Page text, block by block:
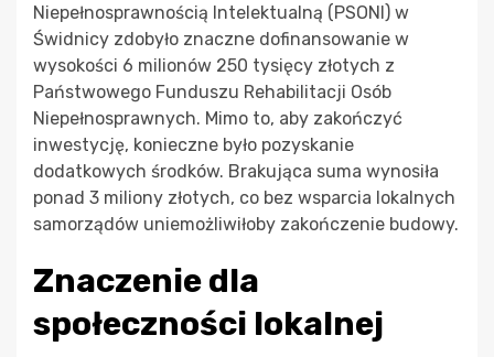
Niepełnosprawnością Intelektualną (PSONI) w
Świdnicy zdobyło znaczne dofinansowanie w
wysokości 6 milionów 250 tysięcy złotych z
Państwowego Funduszu Rehabilitacji Osób
Niepełnosprawnych. Mimo to, aby zakończyć
inwestycję, konieczne było pozyskanie
dodatkowych środków. Brakująca suma wynosiła
ponad 3 miliony złotych, co bez wsparcia lokalnych
samorządów uniemożliwiłoby zakończenie budowy.
Znaczenie dla
społeczności lokalnej